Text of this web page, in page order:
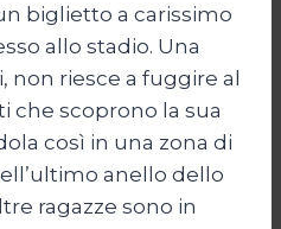
biglietto a carissimo
allo stadio. Una
non riesce a fuggire al
che scoprono la sua
così in una zona di
anello dello
ragazze sono in